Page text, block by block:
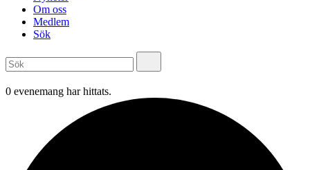
Om oss
Medlem
Sök
0 evenemang har hittats.